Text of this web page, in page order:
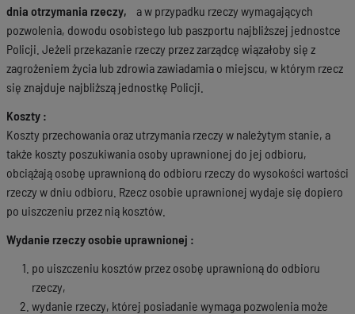
dnia otrzymania rzeczy, a w przypadku rzeczy wymagających
pozwolenia, dowodu osobistego lub paszportu najbliższej jednostce
Policji. Jeżeli przekazanie rzeczy przez zarządcę wiązałoby się z
zagrożeniem życia lub zdrowia zawiadamia o miejscu, w którym rzecz
się znajduje najbliższą jednostkę Policji.
Koszty :
Koszty przechowania oraz utrzymania rzeczy w należytym stanie, a
także koszty poszukiwania osoby uprawnionej do jej odbioru,
obciążają osobę uprawnioną do odbioru rzeczy do wysokości wartości
rzeczy w dniu odbioru. Rzecz osobie uprawnionej wydaje się dopiero
po uiszczeniu przez nią kosztów.
Wydanie rzeczy osobie uprawnionej :
po uiszczeniu kosztów przez osobę uprawnioną do odbioru
rzeczy,
wydanie rzeczy, której posiadanie wymaga pozwolenia może